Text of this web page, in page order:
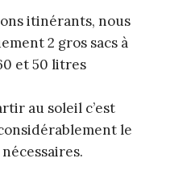
itinérants, nous
2 gros sacs à
et 50 litres
au soleil c’est
le